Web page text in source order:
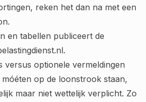
reken het dan na met een
.
en tabellen publiceert de
.
versus optionele vermeldingen
móéten op de loonstrook staan,
maar niet wettelijk verplicht. Zo